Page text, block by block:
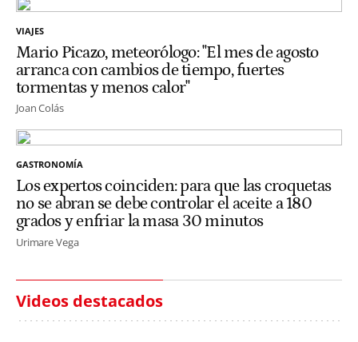
VIAJES
Mario Picazo, meteorólogo: "El mes de agosto
arranca con cambios de tiempo, fuertes
tormentas y menos calor"
Joan Colás
GASTRONOMÍA
Los expertos coinciden: para que las croquetas
no se abran se debe controlar el aceite a 180
grados y enfriar la masa 30 minutos
Urimare Vega
Videos destacados